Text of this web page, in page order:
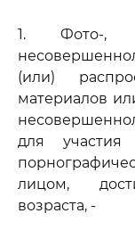
1. Фото-,
(или)
материалов
для
лицом,
возраста, -